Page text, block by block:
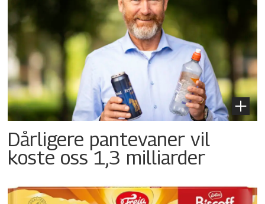
Dårligere pantevaner vil
koste oss 1,3 milliarder